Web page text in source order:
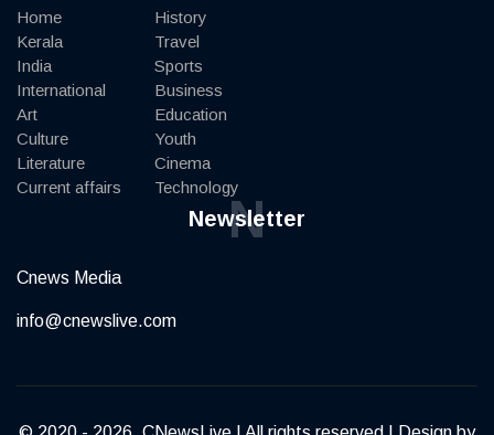
Home
Kerala
India
International
Art
Culture
Literature
Current affairs
History
Travel
Sports
Business
Education
Youth
Cinema
Technology
Newsletter
N
Cnews Media
info@cnewslive.com